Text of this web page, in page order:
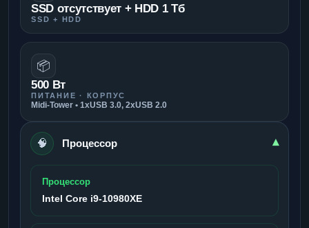
SSD отсутствует + HDD 1 Тб
SSD + HDD
📦
500 Вт
ПИТАНИЕ · КОРПУС
Midi-Tower • 1xUSB 3.0, 2xUSB 2.0
🧠 Процессор ▾
Процессор
Intel Core i9-10980XE